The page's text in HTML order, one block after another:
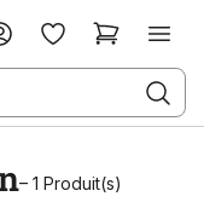
– 1 Produit(s)